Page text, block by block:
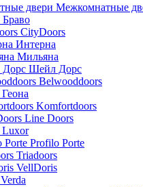
Межкомнатные
Браво
CityDoors
Интерна
Мильяна
Шейл Дорс
Belwooddoors
Геона
Komfortdoors
Line Doors
Luxor
Profilo Porte
Triadoors
VellDoris
Verda